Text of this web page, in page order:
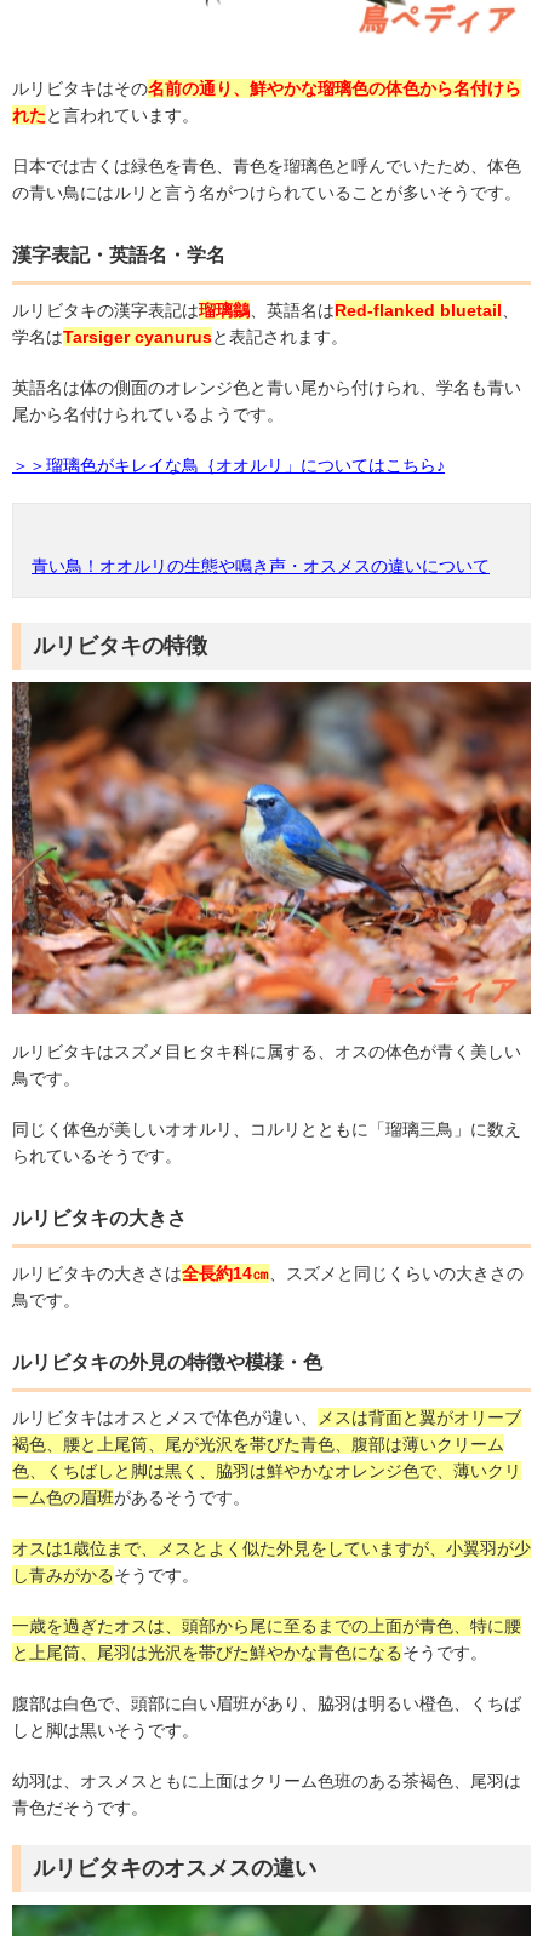
ルリビタキはその名前の通り、鮮やかな瑠璃色の体色から名付けら
れたと言われています。
日本では古くは緑色を青色、青色を瑠璃色と呼んでいたため、体色
の青い鳥にはルリと言う名がつけられていることが多いそうです。
漢字表記・英語名・学名
ルリビタキの漢字表記は瑠璃鶲、英語名はRed-flanked bluetail、
学名はTarsiger cyanurusと表記されます。
英語名は体の側面のオレンジ色と青い尾から付けられ、学名も青い
尾から名付けられているようです。
＞＞瑠璃色がキレイな鳥｛オオルリ」についてはこちら♪
青い鳥！オオルリの生態や鳴き声・オスメスの違いについて
ルリビタキの特徴
ルリビタキはスズメ目ヒタキ科に属する、オスの体色が青く美しい
鳥です。
同じく体色が美しいオオルリ、コルリとともに「瑠璃三鳥」に数え
られているそうです。
ルリビタキの大きさ
ルリビタキの大きさは全長約14㎝ 、スズメと同じくらいの大きさの
鳥です。
ルリビタキの外見の特徴や模様・色
ルリビタキはオスとメスで体色が違い、
メスは背面と翼がオリーブ
褐色、腰と上尾筒、尾が光沢を帯びた青色、腹部は薄いクリーム
色、くちばしと脚は黒く、脇羽は鮮やかなオレンジ色で、薄いクリ
ーム色の眉班があるそうです。
オスは1歳位まで、メスとよく似た外見をしていますが、小翼羽が少
し青みがかるそうです。
一歳を過ぎたオスは、頭部から尾に至るまでの上面が青色、特に腰
と上尾筒、尾羽は光沢を帯びた鮮やかな青色になるそうです。
腹部は白色で、頭部に白い眉班があり、脇羽は明るい橙色、くちば
しと脚は黒いそうです。
幼羽は、オスメスともに上面はクリーム色班のある茶褐色、尾羽は
青色だそうです。
ルリビタキのオスメスの違い